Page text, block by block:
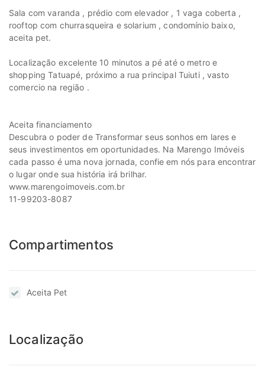
Sala com varanda , prédio com elevador , 1 vaga coberta ,
rooftop com churrasqueira e solarium , condomínio baixo,
aceita pet.
Localização excelente 10 minutos a pé até o metro e
shopping Tatuapé, próximo a rua principal Tuiuti , vasto
comercio na região .
Aceita financiamento
Descubra o poder de Transformar seus sonhos em lares e
seus investimentos em oportunidades. Na Marengo Imóveis
cada passo é uma nova jornada, confie em nós para encontrar
o lugar onde sua história irá brilhar.
www.marengoimoveis.com.br
11-99203-8087
Compartimentos
Aceita Pet
Localização